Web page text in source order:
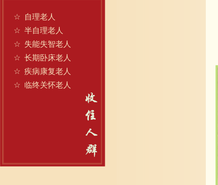
☆
自理老人
☆ 半自理老人
☆ 失能失智老人
☆ 长期卧床老人
☆ 疾病康复老人
☆ 临终关怀老人